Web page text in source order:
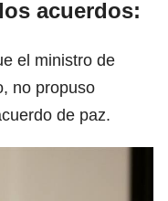
acuerdos:
el ministro de
no propuso
de paz.